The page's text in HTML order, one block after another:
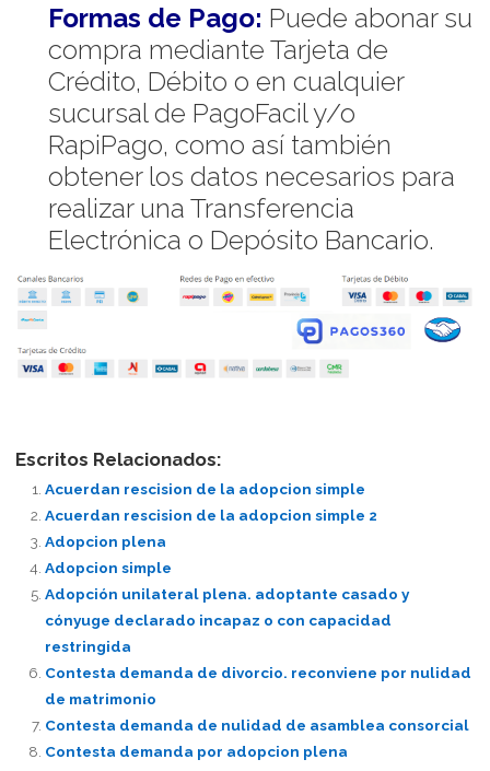
Formas de Pago: Puede abonar su
compra mediante Tarjeta de
Crédito, Débito o en cualquier
sucursal de PagoFacil y/o
RapiPago, como así también
obtener los datos necesarios para
realizar una Transferencia
Electrónica o Depósito Bancario.
Escritos Relacionados:
Acuerdan rescision de la adopcion simple
Acuerdan rescision de la adopcion simple 2
Adopcion plena
Adopcion simple
Adopción unilateral plena. adoptante casado y
cónyuge declarado incapaz o con capacidad
restringida
Contesta demanda de divorcio. reconviene por nulidad
de matrimonio
Contesta demanda de nulidad de asamblea consorcial
Contesta demanda por adopcion plena